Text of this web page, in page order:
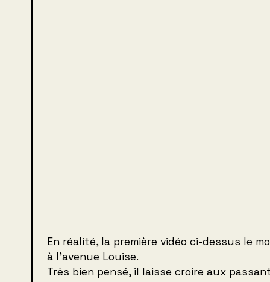
En réalité, la première vidéo ci-dessus le
à l’avenue Louise.
Très bien pensé, il laisse croire aux